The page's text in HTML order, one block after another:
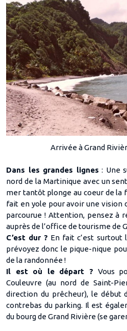
Arrivée à Grand
Dans les grandes lignes : Une
nord de la Martinique avec un
mer tantôt plonge au coeur de la
fait en yole pour avoir une vision
parcourue ! Attention, pensez à
auprès de l’office de tourisme de
C’est dur ? En fait c’est surtout
prévoyez donc le pique-nique
de la randonnée !
Il est où le départ ? Vous
Couleuvre (au nord de Saint-
direction du prêcheur), le début
contrebas du parking. Il est
du bourg de Grand Rivière (se